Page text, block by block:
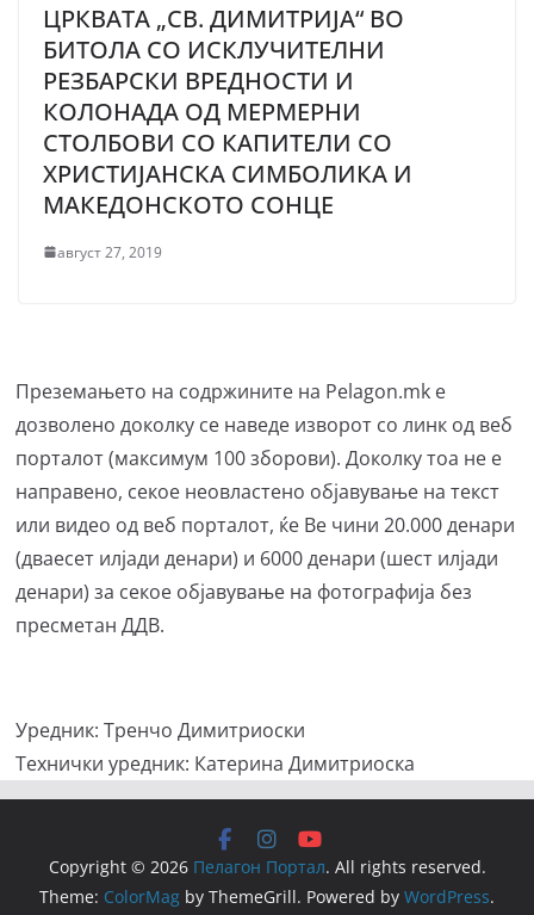
ЦРКВАТА „СВ. ДИМИТРИЈА“ ВО
БИТОЛА СО ИСКЛУЧИТЕЛНИ
РЕЗБАРСКИ ВРЕДНОСТИ И
КОЛОНАДА ОД МЕРМЕРНИ
СТОЛБОВИ СО КАПИТЕЛИ СО
ХРИСТИЈАНСКА СИМБОЛИКА И
МАКЕДОНСКОТО СОНЦЕ
август 27, 2019
Преземањето на содржините на Pelagon.mk е
дозволено доколку се наведе изворот со линк од веб
порталот (максимум 100 зборови). Доколку тоа не е
направено, секое неовластено објавување на текст
или видео од веб порталот, ќе Ве чини 20.000 денари
(дваесет илјади денари) и 6000 денари (шест илјади
денари) за секое објавување на фотографија без
пресметан ДДВ.
Уредник: Тренчо Димитриоски
Технички уредник: Катерина Димитриоска
Copyright © 2026 Пелагон Портал. All rights reserved.
Theme: ColorMag by ThemeGrill. Powered by WordPress.